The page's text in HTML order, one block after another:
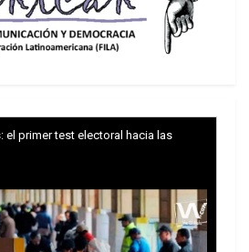
la espalda a la prensa. En
intentó desacreditar el
dela investigación
, que llevóa figuras de
publicóun videoen sus
lo que había negado
sus vínculos con el banquero
el primer test electoral hacia las